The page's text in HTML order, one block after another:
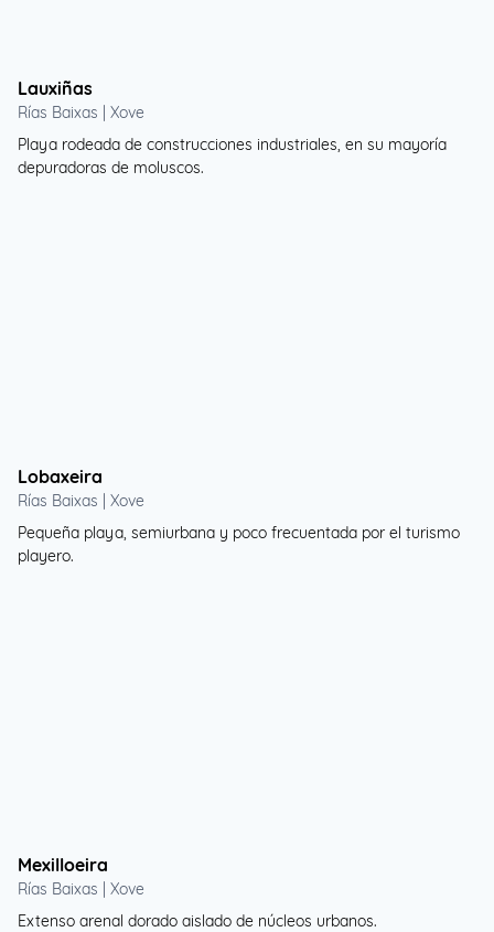
Lauxiñas
Rías Baixas | Xove
Playa rodeada de construcciones industriales, en su mayoría
depuradoras de moluscos.
Lobaxeira
Rías Baixas | Xove
Pequeña playa, semiurbana y poco frecuentada por el turismo
playero.
Mexilloeira
Rías Baixas | Xove
Extenso arenal dorado aislado de núcleos urbanos.